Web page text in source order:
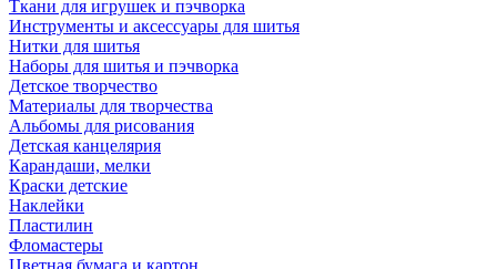
Ткани для игрушек и пэчворка
Инструменты и аксессуары для шитья
Нитки для шитья
Наборы для шитья и пэчворка
Детское творчество
Материалы для творчества
Альбомы для рисования
Детская канцелярия
Карандаши, мелки
Краски детские
Наклейки
Пластилин
Фломастеры
Цветная бумага и картон